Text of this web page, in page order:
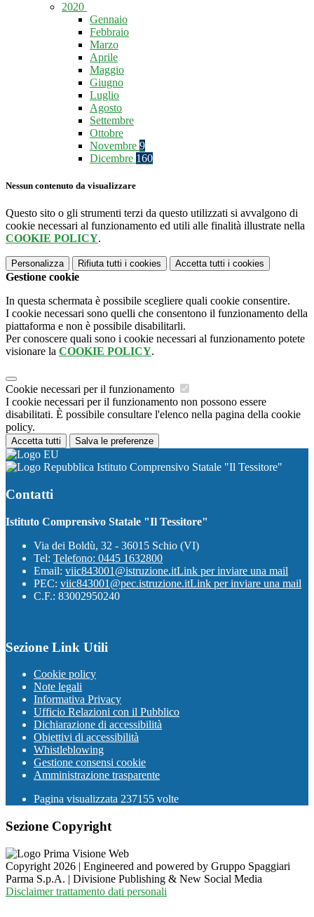
2020
Gennaio
Febbraio
Marzo
Aprile
Maggio
Giugno
Luglio
Agosto
Settembre
Ottobre
Novembre 9
Dicembre 160
Nessun contenuto da visualizzare
Questo sito o gli strumenti terzi da questo utilizzati si avvalgono di
cookie necessari al funzionamento ed utili alle finalità illustrate nella
COOKIE POLICY.
Personalizza Rifiuta tutti i cookies Accetta tutti i cookies
Gestione cookie
In questa schermata è possibile scegliere quali cookie consentire.
I cookie necessari sono quelli che consentono il funzionamento della
piattaforma e non è possibile disabilitarli.
Per conoscere quali sono i cookie necessari al funzionamento potete
visionare la COOKIE POLICY.
Cookie necessari per il funzionamento
I cookie necessari per il funzionamento non possono essere
disabilitati. È possibile consultare l'elenco nella pagina della cookie
policy.
Accetta tutti Salva le preferenze
Istituto Comprensivo Statale "Il Tessitore"
Contatti
Istituto Comprensivo Statale "Il Tessitore"
Via dei Boldù, 32 - 36015 Schio (VI)
Tel: Telefono: 0445 1632800
Email: viic843001@istruzione.itLink per inviare una mail
PEC: viic843001@pec.istruzione.itLink per inviare una mail
C.F.: 83002950240
Sezione Link Utili
Cookie policy
Note legali
Informativa Privacy
Ufficio Relazioni con il Pubblico
Dichiarazione di accessibilità
Obiettivi di accessibilità
Whistleblowing
Gestione consensi cookie
Amministrazione trasparente
Pagina visualizzata 237155 volte
Sezione Copyright
Copyright 2026 | Engineered and powered by Gruppo Spaggiari
Parma S.p.A. | Divisione Publishing & New Social Media
Disclaimer trattamento dati personali